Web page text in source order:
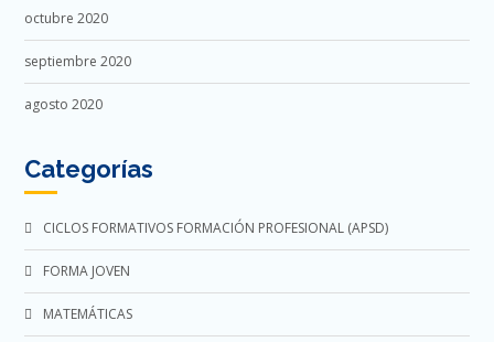
octubre 2020
septiembre 2020
agosto 2020
Categorías
CICLOS FORMATIVOS FORMACIÓN PROFESIONAL (APSD)
FORMA JOVEN
MATEMÁTICAS